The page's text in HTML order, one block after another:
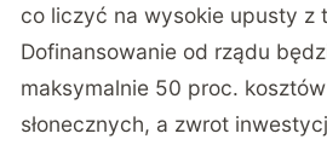
co liczyć na wysokie upusty z
Dofinansowanie od rządu
maksymalnie 50 proc.
słonecznych, a zwrot